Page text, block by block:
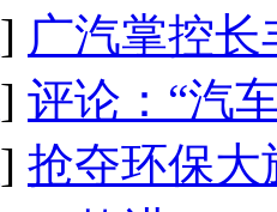
] 广汽掌控
] 评论：“汽
] 抢夺环保大